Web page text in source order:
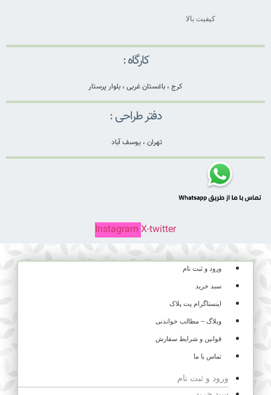
کیفیت بالا
کارگاه :
کرج ، باغستان غربی ، بلوار پرستار
دفتر طراحی :
تهران ، یوسف آباد
Instagram X-twitter
ورود و ثبت نام
سبد خرید
اینستاگرام پت پلاک
وبلاگ – مطالب خواندنی
قوانین و شرایط سفارش
تماس با ما
ورود و ثبت نام